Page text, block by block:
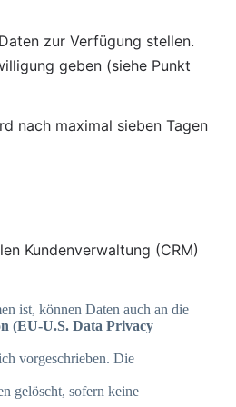
zur Verfügung stellen.
geben (siehe Punkt
nach maximal sieben Tagen
Kundenverwaltung (CRM)
ist, können Daten auch an die
(EU-U.S. Data Privacy
vorgeschrieben. Die
gelöscht, sofern keine